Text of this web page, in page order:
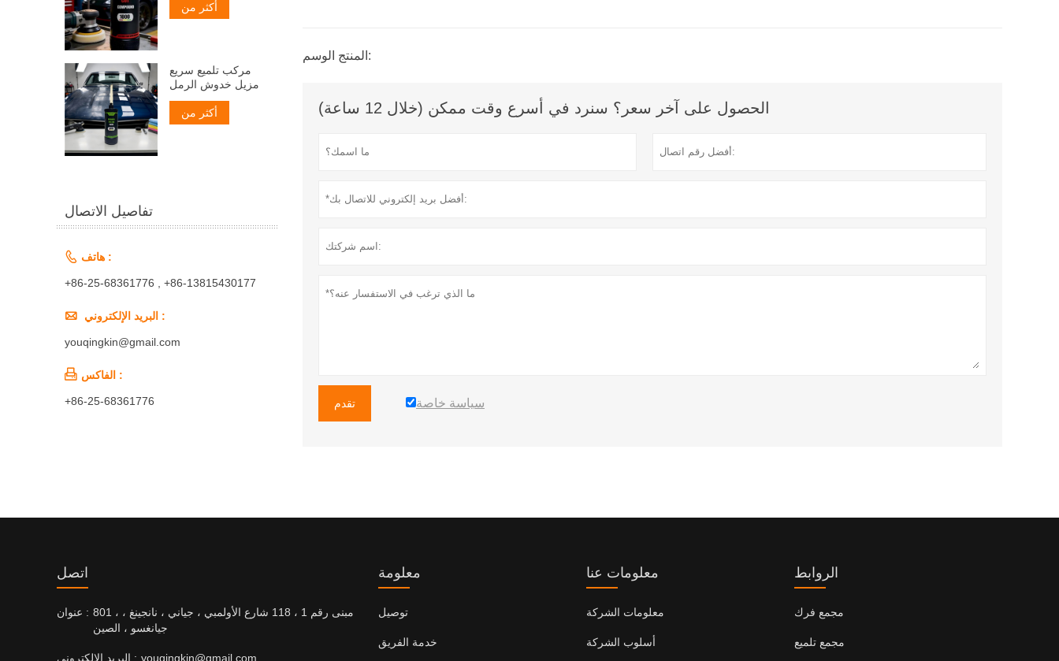
المنتج الوسم:
الحصول على آخر سعر؟ سنرد في أسرع وقت ممكن (خلال 12 ساعة)
تقدم سياسة خاصة
أكثر من
مركب تلميع سريع
مزيل خدوش الرمل
أكثر من
تفاصيل الاتصال
 هاتف :
+86-25-68361776 , +86-13815430177
 البريد الإلكتروني :
youqingkin@gmail.com
 الفاكس :
+86-25-68361776
اتصل
عنوان : 801 ، مبنى رقم 1 ، 118 شارع الأولمبي ، جياني ، نانجينغ ،
جيانغسو ، الصين
البريد الإلكتروني : youqingkin@gmail.com
معلومة
توصيل
خدمة الفريق
معلومات عنا
معلومات الشركة
أسلوب الشركة
الروابط
مجمع فرك
مجمع تلميع